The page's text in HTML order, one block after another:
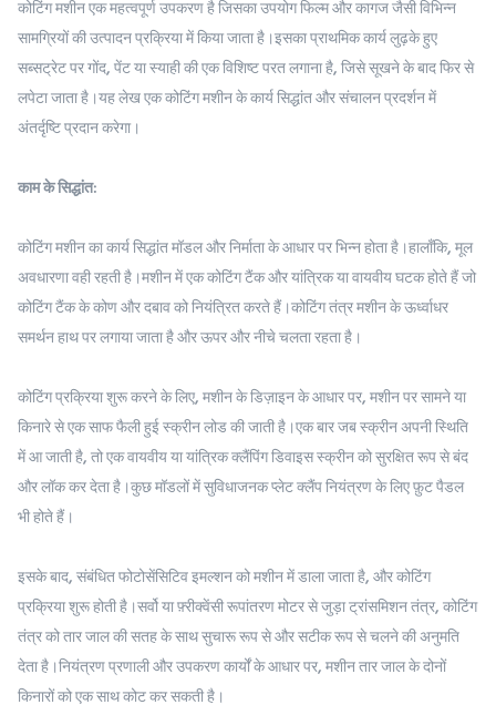
कोटिंग मशीन एक महत्वपूर्ण उपकरण है जिसका उपयोग फिल्म और कागज जैसी विभिन्न
सामग्रियों की उत्पादन प्रक्रिया में किया जाता है।इसका प्राथमिक कार्य लुढ़के हुए
सब्सट्रेट पर गोंद, पेंट या स्याही की एक विशिष्ट परत लगाना है, जिसे सूखने के बाद फिर से
लपेटा जाता है।यह लेख एक कोटिंग मशीन के कार्य सिद्धांत और संचालन प्रदर्शन में
अंतर्दृष्टि प्रदान करेगा।
काम के सिद्धांत:
कोटिंग मशीन का कार्य सिद्धांत मॉडल और निर्माता के आधार पर भिन्न होता है।हालाँकि, मूल
अवधारणा वही रहती है।मशीन में एक कोटिंग टैंक और यांत्रिक या वायवीय घटक होते हैं जो
कोटिंग टैंक के कोण और दबाव को नियंत्रित करते हैं।कोटिंग तंत्र मशीन के ऊर्ध्वाधर
समर्थन हाथ पर लगाया जाता है और ऊपर और नीचे चलता रहता है।
कोटिंग प्रक्रिया शुरू करने के लिए, मशीन के डिज़ाइन के आधार पर, मशीन पर सामने या
किनारे से एक साफ फैली हुई स्क्रीन लोड की जाती है।एक बार जब स्क्रीन अपनी स्थिति
में आ जाती है, तो एक वायवीय या यांत्रिक क्लैंपिंग डिवाइस स्क्रीन को सुरक्षित रूप से बंद
और लॉक कर देता है।कुछ मॉडलों में सुविधाजनक प्लेट क्लैंप नियंत्रण के लिए फ़ुट पैडल
भी होते हैं।
इसके बाद, संबंधित फोटोसेंसिटिव इमल्शन को मशीन में डाला जाता है, और कोटिंग
प्रक्रिया शुरू होती है।सर्वो या फ़्रीक्वेंसी रूपांतरण मोटर से जुड़ा ट्रांसमिशन तंत्र, कोटिंग
तंत्र को तार जाल की सतह के साथ सुचारू रूप से और सटीक रूप से चलने की अनुमति
देता है।नियंत्रण प्रणाली और उपकरण कार्यों के आधार पर, मशीन तार जाल के दोनों
किनारों को एक साथ कोट कर सकती है।